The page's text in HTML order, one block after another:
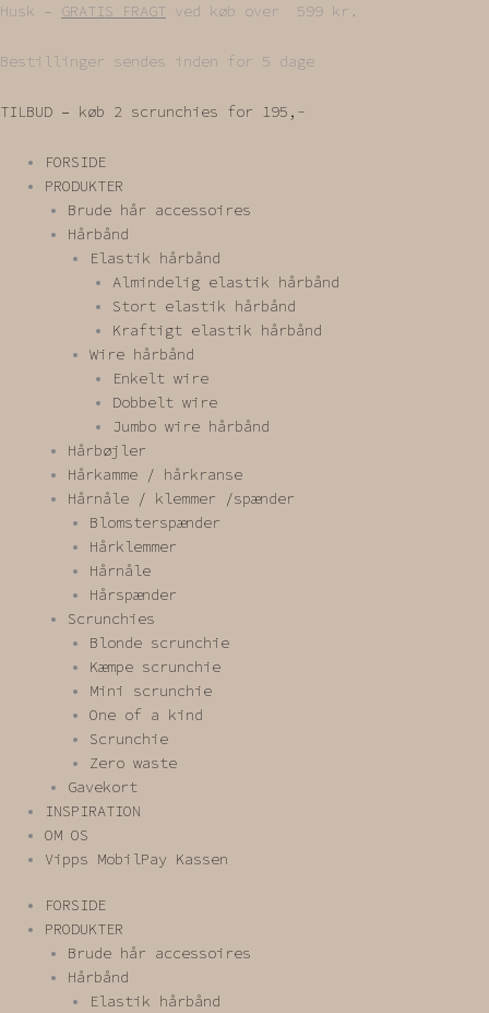
Gå
indholdet
Husk – GRATIS FRAGT ved køb over 599 kr.
Bestillinger sendes inden for 5 dage
TILBUD – køb 2 scrunchies for 195,-
FORSIDE
PRODUKTER
Brude hår accessoires
Hårbånd
Elastik hårbånd
Almindelig elastik hårbånd
Stort elastik hårbånd
Kraftigt elastik hårbånd
Wire hårbånd
Enkelt wire
Dobbelt wire
Jumbo wire hårbånd
Hårbøjler
Hårkamme / hårkranse
Hårnåle / klemmer /spænder
Blomsterspænder
Hårklemmer
Hårnåle
Hårspænder
Scrunchies
Blonde scrunchie
Kæmpe scrunchie
Mini scrunchie
One of a kind
Scrunchie
Zero waste
Gavekort
INSPIRATION
OM OS
Vipps MobilPay Kassen
FORSIDE
PRODUKTER
Brude hår accessoires
Hårbånd
Elastik hårbånd